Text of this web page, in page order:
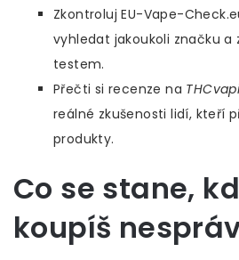
Zkontroluj EU-Vape-
vyhledat jakoukoli značku a
testem.
Přečti si recenze na
reálné zkušenosti lidí, kteří
produkty.
Co se stane,
koupíš